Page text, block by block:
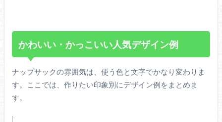
かわいい・かっこいい人気デザイン例
ナップサックの雰囲気は、使う色と文字でかなり変わりま
す。ここでは、作りたい印象別にデザイン例をまとめま
す。